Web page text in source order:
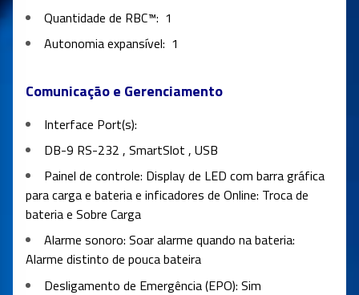
Quantidade de RBC™: 1
Autonomia expansível: 1
Comunicação e Gerenciamento
Interface Port(s):
DB-9 RS-232 , SmartSlot , USB
Painel de controle: Display de LED com barra gráfica
para carga e bateria e inficadores de Online: Troca de
bateria e Sobre Carga
Alarme sonoro: Soar alarme quando na bateria:
Alarme distinto de pouca bateira
Desligamento de Emergência (EPO): Sim